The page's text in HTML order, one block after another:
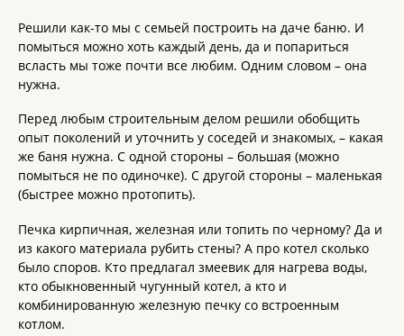
Решили как-то мы с семьей построить на даче баню. И
помыться можно хоть каждый день, да и попариться
всласть мы тоже почти все любим. Одним словом – она
нужна.
Перед любым строительным делом решили обобщить
опыт поколений и уточнить у соседей и знакомых, – какая
же баня нужна. С одной стороны – большая (можно
помыться не по одиночке). С другой стороны – маленькая
(быстрее можно протопить).
Печка кирпичная, железная или топить по черному? Да и
из какого материала рубить стены? А про котел сколько
было споров. Кто предлагал змеевик для нагрева воды,
кто обыкновенный чугунный котел, а кто и
комбинированную железную печку со встроенным
котлом.